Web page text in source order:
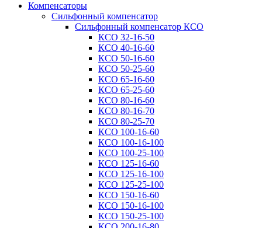
Компенсаторы
Сильфонный компенсатор
Сильфонный компенсатор КСО
КСО 32-16-50
КСО 40-16-60
КСО 50-16-60
КСО 50-25-60
КСО 65-16-60
КСО 65-25-60
КСО 80-16-60
КСО 80-16-70
КСО 80-25-70
КСО 100-16-60
КСО 100-16-100
КСО 100-25-100
КСО 125-16-60
КСО 125-16-100
КСО 125-25-100
КСО 150-16-60
КСО 150-16-100
КСО 150-25-100